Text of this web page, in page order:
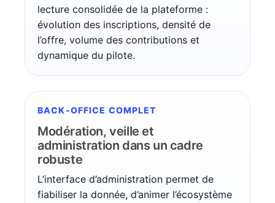
lecture consolidée de la plateforme :
évolution des inscriptions, densité de
l’offre, volume des contributions et
dynamique du pilote.
BACK-OFFICE COMPLET
Modération, veille et
administration dans un cadre
robuste
L’interface d’administration permet de
fiabiliser la donnée, d’animer l’écosystème